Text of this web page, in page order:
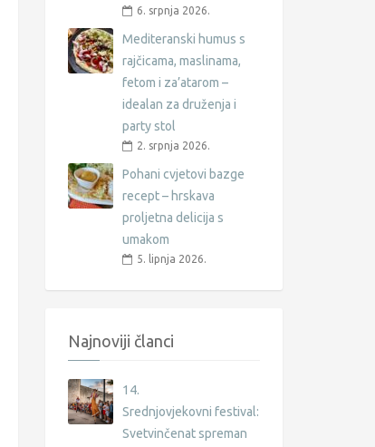
6. srpnja 2026.
Mediteranski humus s
rajčicama, maslinama,
fetom i za’atarom –
idealan za druženja i
party stol
2. srpnja 2026.
Pohani cvjetovi bazge
recept – hrskava
proljetna delicija s
umakom
5. lipnja 2026.
Najnoviji članci
14.
Srednjovjekovni festival:
Svetvinčenat spreman